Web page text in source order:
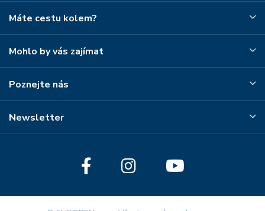
Máte cestu kolem?
Mohlo by vás zajímat
Poznejte nás
Newsletter